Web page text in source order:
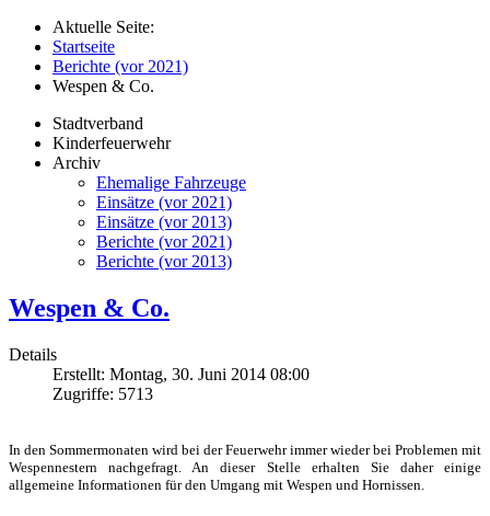
Aktuelle Seite:
Startseite
Berichte (vor 2021)
Wespen & Co.
Stadtverband
Kinderfeuerwehr
Archiv
Ehemalige Fahrzeuge
Einsätze (vor 2021)
Einsätze (vor 2013)
Berichte (vor 2021)
Berichte (vor 2013)
Wespen & Co.
Details
Erstellt: Montag, 30. Juni 2014 08:00
Zugriffe: 5713
In den Sommermonaten wird bei der Feuerwehr immer wieder bei Problemen mit
Wespennestern nachgefragt. An dieser Stelle erhalten Sie daher einige
allgemeine Informationen für den Umgang mit Wespen und Hornissen.